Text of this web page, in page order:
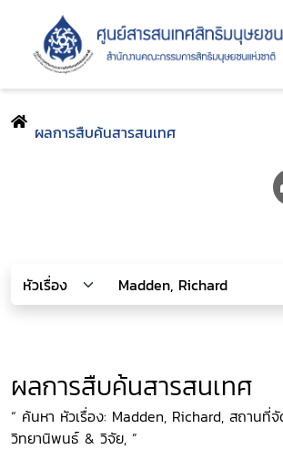
ผลการสืบค้นสารสนเทศ
ผลการสืบค้นสารสนเทศ
“ ค้นหา หัวเรื่อง: Madden, Richard, สถานที่
วิทยานิพนธ์ & วิจัย, ”